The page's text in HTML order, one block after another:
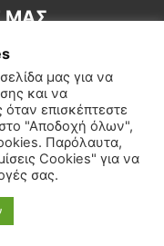
ΜΑΣ
Διεθνή Κοινωνία
μας για να
και να
όταν επισκέπτεστε
"Αποδοχή όλων",
Παρόλαυτα,
Cookies" για να
σας.